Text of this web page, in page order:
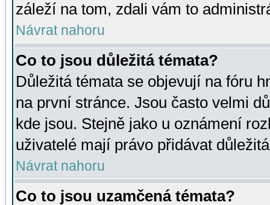
záleží na tom, zdali vám to
Návrat nahoru
Co to jsou důležitá témata?
Důležitá témata se objevují na fóru
na první stránce. Jsou často velmi
kde jsou. Stejně jako u oznámení
uživatelé mají právo přidávat
Návrat nahoru
Co to jsou uzamčená témata?